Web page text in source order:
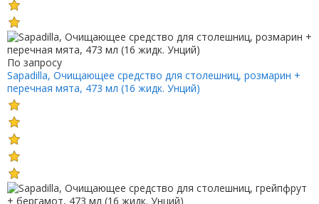
По запросу
Sapadilla, Очищающее средство для столешниц, розмарин +
перечная мята, 473 мл (16 жидк. Унций)